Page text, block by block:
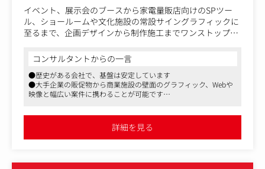
イベント、展示会のブースから家電量販店向けのSPツー
ル、ショールームや文化施設の常設サイングラフィックに
至るまで、企画デザインから制作施工までワンストップで
広告会社、ディスプレイ会社、店舗からの仕事を、社内外
の設計者やデザイナーと組んで業務推進を行い、製品を設
置するときの施工管理までを行っていただきます。
今回は未経験の方でも展示会やイベント制作、文化施設に
3ヶ月の試用期間中はローテーションで各部署の業務を体
験いただき、どの部署がどんな仕事をしているのかを掴ん
コンサルタントからの一言
●歴史がある会社で、基盤は安定しています
●大手企業の販促物から商業施設の壁面のグラフィック、Webや
映像と幅広い案件に携わることが可能です
詳細を見る